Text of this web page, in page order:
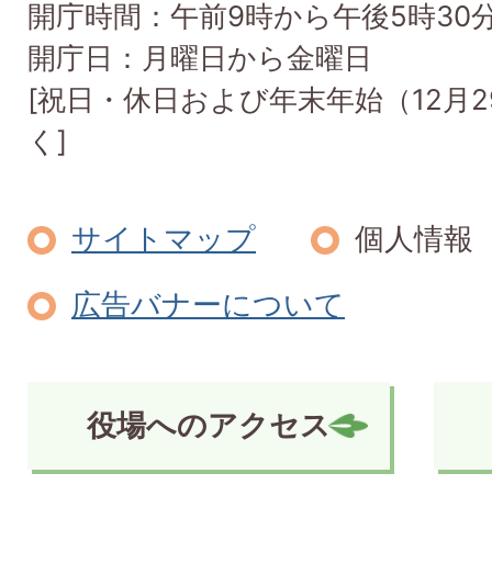
開庁時間：午前9時から午後5時30
開庁日：月曜日から金曜日
[祝日・休日および年末年始（12月
く]
サイトマップ
個人情報
広告バナーについて
役場へのアクセス